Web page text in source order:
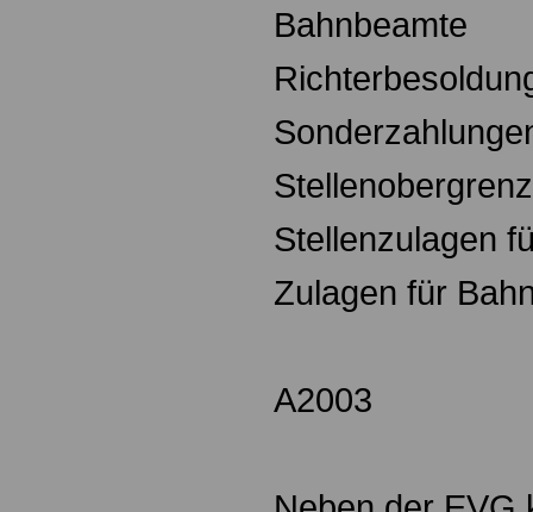
Bahnbeamte
Stellenzulagen
Zulagen für
A2003